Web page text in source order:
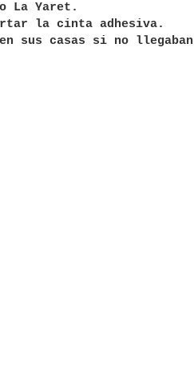
La Yaret.
la cinta adhesiva.
sus casas si no llegaban